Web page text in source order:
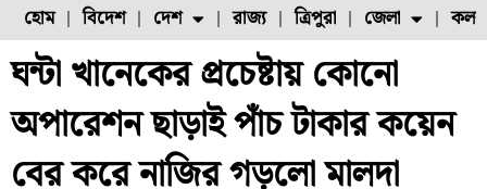
হোম বিদেশ দেশ
ফুল চাষ ফল চাষ মাছ চাষ
রাজ্য ত্রিপুরা জেলা
উত্তর ২৪ পরগনা
ঘন্টা খানেকের প্রচেষ্টায় কোনো
অপারেশন ছাড়াই পাঁচ টাকার কয়েন
বের করে নাজির গড়লো মালদা